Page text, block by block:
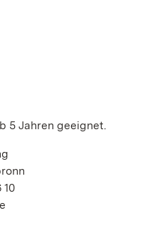
5 Jahren geeignet.
10